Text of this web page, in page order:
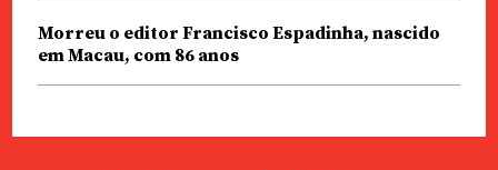
Morreu o editor Francisco Espadinha, nascido
em Macau, com 86 anos